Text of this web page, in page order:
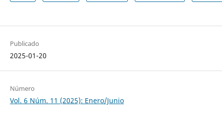
Publicado
2025-01-20
Número
Vol. 6 Núm. 11 (2025): Enero/Junio